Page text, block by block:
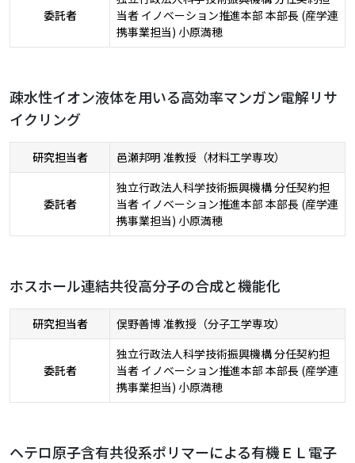
委託者
当者 イノベーション推進本部 本部長 (産学連
携事業担当) 小原満穂
疎水性イオン液体を用いる高効率マンガン電解リサ
イクリング
研究担当者 邑瀬邦明 准教授（材料工学専攻）
委託者
独立行政法人科学技術振興機構 分任契約担
当者 イノベーション推進本部 本部長 (産学連
携事業担当) 小原満穂
ホスホール連結共役高分子の合成と機能化
研究担当者 俣野善博 准教授（分子工学専攻）
委託者
独立行政法人科学技術振興機構 分任契約担
当者 イノベーション推進本部 本部長 (産学連
携事業担当) 小原満穂
ヘテロ原子含有共役系ポリマーによる有機ＥＬ電子